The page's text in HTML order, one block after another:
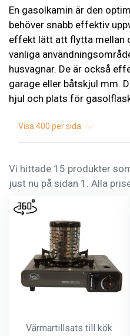
En gasolkamin är den
behöver snabb effektiv
effekt lätt att flytta mellan
vanliga
husvagnar. De är också
garage eller båtskjul mm.
hjul och plats för
Visa400 per sida
Vi hittade 15 produkter
just nu på sidan 1. Alla
Värmartillsats till kök